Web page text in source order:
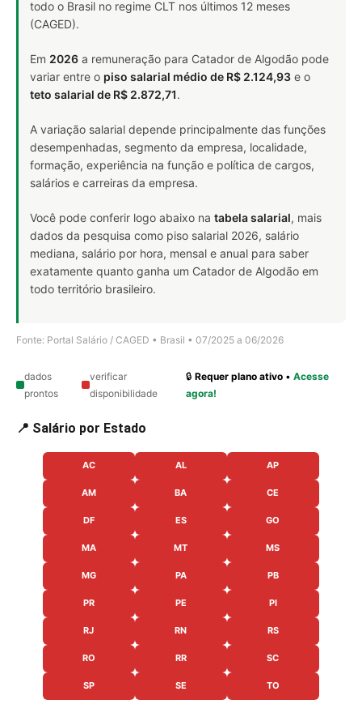
todo o Brasil no regime CLT nos últimos 12 meses
(CAGED).
Em 2026 a remuneração para Catador de Algodão pode
variar entre o piso salarial médio de R$ 2.124,93 e o
teto salarial de R$ 2.872,71.
A variação salarial depende principalmente das funções
desempenhadas, segmento da empresa, localidade,
formação, experiência na função e política de cargos,
salários e carreiras da empresa.
Você pode conferir logo abaixo na tabela salarial, mais
dados da pesquisa como piso salarial 2026, salário
mediana, salário por hora, mensal e anual para saber
exatamente quanto ganha um Catador de Algodão em
todo território brasileiro.
Fonte: Portal Salário / CAGED • Brasil • 07/2025 a 06/2026
dados
prontos
verificar
disponibilidade
🔒Requer plano ativo •Acesse
agora!
📍 Salário por Estado
AC AL AP
AM BA CE
DF ES GO
MA MT MS
MG PA PB
PR PE PI
RJ RN RS
RO RR SC
SP SE TO